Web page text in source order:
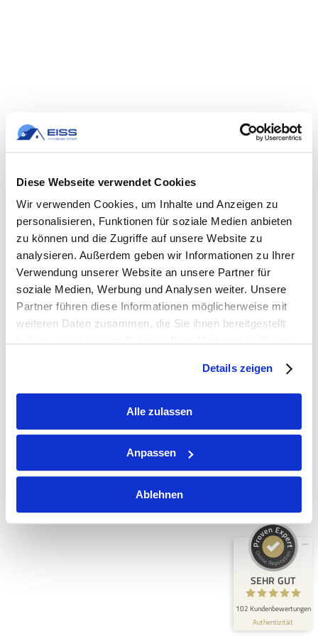
Diese Webseite verwendet Cookies
Wir verwenden Cookies, um Inhalte und Anzeigen zu
personalisieren, Funktionen für soziale Medien anbieten
zu können und die Zugriffe auf unsere Website zu
analysieren. Außerdem geben wir Informationen zu Ihrer
Verwendung unserer Website an unsere Partner für
soziale Medien, Werbung und Analysen weiter. Unsere
Partner führen diese Informationen möglicherweise mit
weiteren Daten zusammen, die Sie ihnen bereitgestellt
Details zeigen
Alle zulassen
Anpassen
Ablehnen
SEHR GUT
102 Kundenbewertungen
Authentizität
Kundenbewertungen und Erfahrungen zu
EISS Immobilien GmbH
100%
SEHR GUT
4,95 / 5,00
3
Bewertungen auf
ProvenExpert.com
Blick aufs ProvenExpert-Profil werfen
3.7.2026